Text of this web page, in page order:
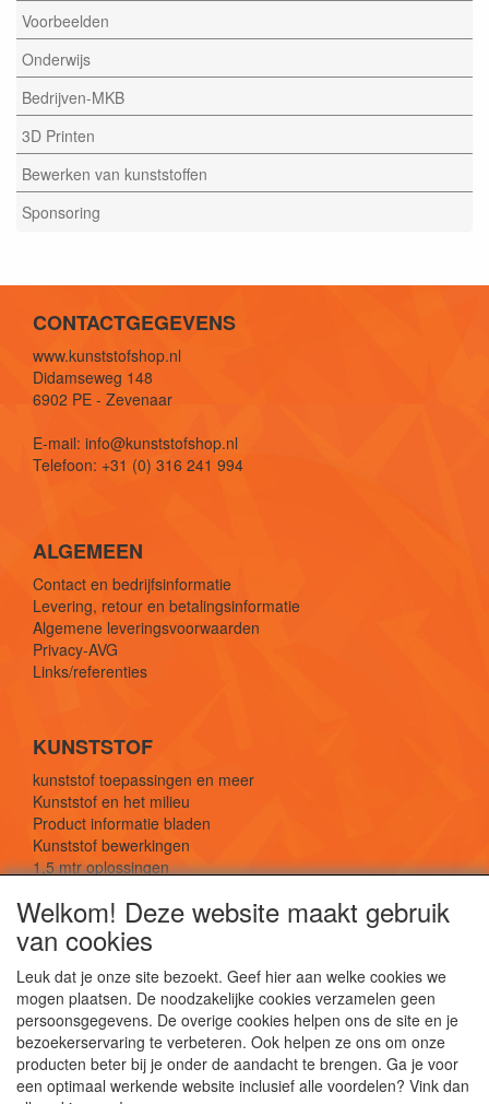
Voorbeelden
Onderwijs
Bedrijven-MKB
3D Printen
Bewerken van kunststoffen
Sponsoring
CONTACTGEGEVENS
www.kunststofshop.nl
Didamseweg 148
6902 PE - Zevenaar
E-mail: info@kunststofshop.nl
Telefoon: +31 (0) 316 241 994
ALGEMEEN
Contact en bedrijfsinformatie
Levering, retour en betalingsinformatie
Algemene leveringsvoorwaarden
Privacy-AVG
Links/referenties
KUNSTSTOF
kunststof toepassingen en meer
Kunststof en het milieu
Product informatie bladen
Kunststof bewerkingen
1,5 mtr oplossingen
SOCIALE MEDIA
De webshop voor kunststof platen, folies, buizen
Welkom! Deze website maakt gebruik
van cookies
Leuk dat je onze site bezoekt. Geef hier aan welke cookies we
mogen plaatsen. De noodzakelijke cookies verzamelen geen
persoonsgegevens. De overige cookies helpen ons de site en je
bezoekerservaring te verbeteren. Ook helpen ze ons om onze
producten beter bij je onder de aandacht te brengen. Ga je voor
een optimaal werkende website inclusief alle voordelen? Vink dan